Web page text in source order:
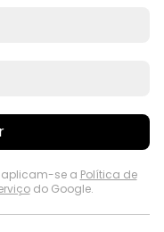
aplicam-se a Política de
do Google.